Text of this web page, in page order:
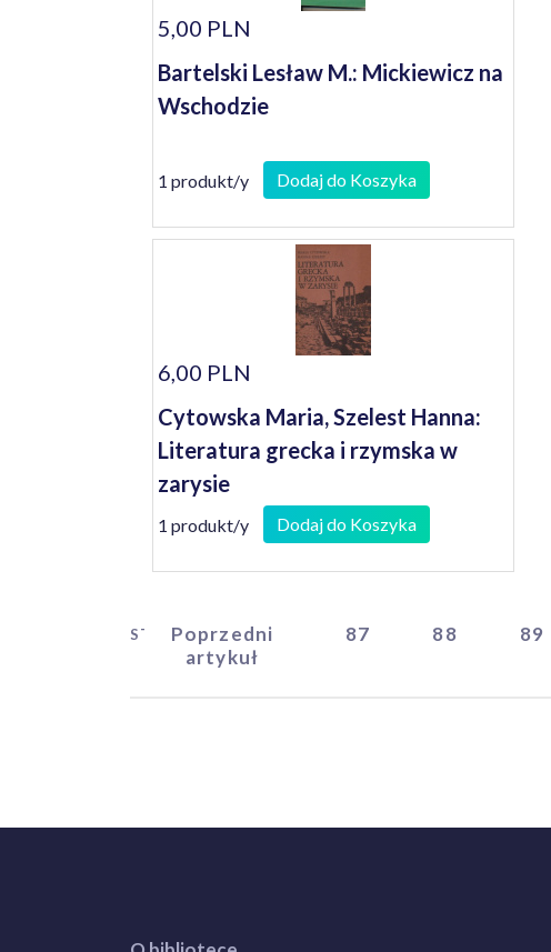
5,00 PLN
Bartelski Lesław M.: Mickiewicz na
Wschodzie
1 produkt/y Dodaj do Koszyka
6,00 PLN
Cytowska Maria, Szelest Hanna:
Literatura grecka i rzymska w
zarysie
1 produkt/y Dodaj do Koszyka
STARTPoprzedni
artykuł
87 88 89